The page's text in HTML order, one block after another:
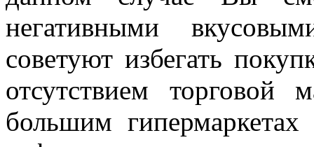
негативными
советуют избегать
отсутствием
большим гипермаркетах